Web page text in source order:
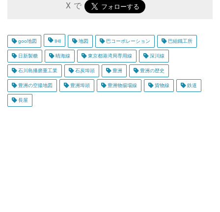
X で
goo地図 IHI 地図 巴コーポレーション 巴組鐵工所
日新製糖 晴海線 東京都港湾局専用線 深川線
石川島播磨重工業 石炭埠頭 豊洲 豊洲の歴史
豊洲の空撮地図 豊洲埠頭 豊洲物揚場線 貨物線 鉄道
長屋